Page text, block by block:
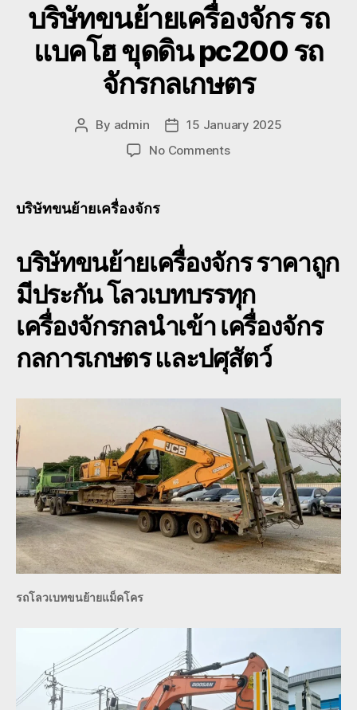
บริษัทขนย้ายเครื่องจักร รถ
แบคโฮ ขุดดิน pc200 รถ
จักรกลเกษตร
Post
By admin
Post
date
15 January 2025
No Commentson
แบค
โฮ
ขุด
ดิน
pc200
รถ
จักร
เกษตร
บริษัทขนย้ายเครื่องจักร
บริษัทขนย้ายเครื่องจักรราคาถูก
มีประกัน โลวเบทบรรทุก
เครื่องจักรกลนำเข้า เครื่องจักร
กลการเกษตร และปศุสัตว์
รถโลวเบทขนย้ายแม็คโคร